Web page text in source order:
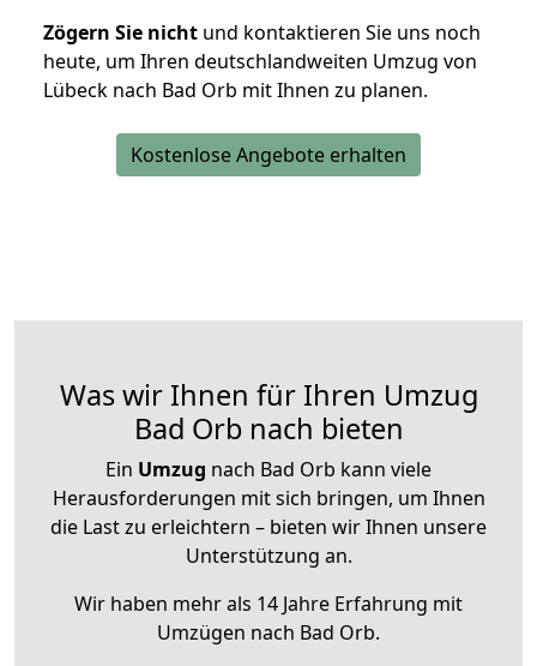
Zögern Sie nicht und kontaktieren Sie uns noch
heute, um Ihren deutschlandweiten Umzug von
Lübeck nach Bad Orb mit Ihnen zu planen.
Kostenlose Angebote erhalten
Was wir Ihnen für Ihren Umzug
Bad Orb nach bieten
Ein Umzug nach Bad Orb kann viele
Herausforderungen mit sich bringen, um Ihnen
die Last zu erleichtern – bieten wir Ihnen unsere
Unterstützung an.
Wir haben mehr als 14 Jahre Erfahrung mit
Umzügen nach Bad Orb.